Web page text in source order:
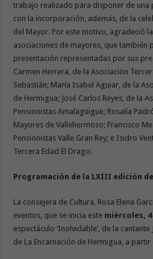
trabajo realizado para disponer de una
con la incorporación, además, de la
del Mayor. Por este motivo, agradeció
asociaciones de mayores, que también
presentación representadas por sus
Carmen Herrera, de la Asociación
Sebastián; María Isabel Aguiar, de la
de Hermigua; José Carlos Reyes, de la
Pensionistas Amalagüigue; Rosalía
Mayores de Vallehermoso; Francisco
Pensionistas Valle Gran Rey; e Isidro
Tercera Edad El Drago.
Programación de la LXIII edición
La consejera de Cultura, Rosa Elena
eventos, que se inicia este miércoles,
espectáculo ‘Inolvidable’, de la
de La Encarnación de Hermigua, a